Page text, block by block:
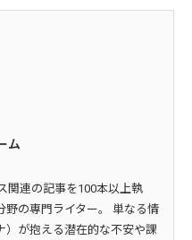
ム
関連の記事を100本以上執
野の専門ライター。 単なる情
）が抱える潜在的な不安や課